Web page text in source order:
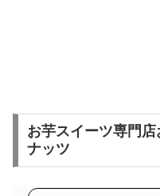
お芋スイーツ専門
ナッツ